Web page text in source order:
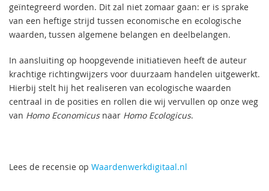
geïntegreerd worden. Dit zal niet zomaar gaan: er is sprake
van een heftige strijd tussen economische en ecologische
waarden, tussen algemene belangen en deelbelangen.
In aansluiting op hoopgevende initiatieven heeft de auteur
krachtige richtingwijzers voor duurzaam handelen uitgewerkt.
Hierbij stelt hij het realiseren van ecologische waarden
centraal in de posities en rollen die wij vervullen op onze weg
van Homo Economicusnaar Homo Ecologicus.
Lees de recensie op Waardenwerkdigitaal.nl